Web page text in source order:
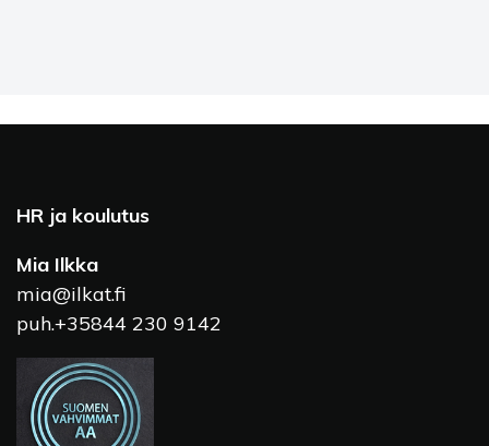
HR ja koulutus
Mia Ilkka
mia@ilkat.fi
puh.+35844 230 9142